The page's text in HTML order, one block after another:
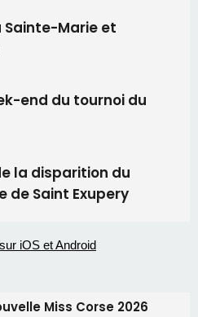
Sainte-Marie et
end du tournoi du
la disparition du
de Saint Exupery
Miss Corse 2026